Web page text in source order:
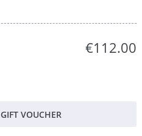
€112.00
VOUCHER